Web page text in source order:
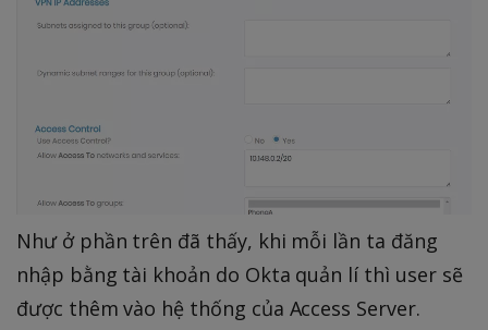
Như ở phần trên đã thấy, khi mỗi lần ta đăng
nhập bằng tài khoản do Okta quản lí thì user sẽ
được thêm vào hệ thống của Access Server.